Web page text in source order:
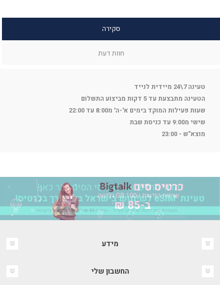
סקירה
חוות דעת
טעינה 7\24 מיידית לנייד
הטעינה מתבצעת עד 5 דקות מביצוע התשלום
שעות פעילות המוקד בימים א'-ה' מ8:00 עד 22:00
שישי מ9:00 עד כניסת שבת
מוצא"ש - 23:00
מידע
החשבון שלי